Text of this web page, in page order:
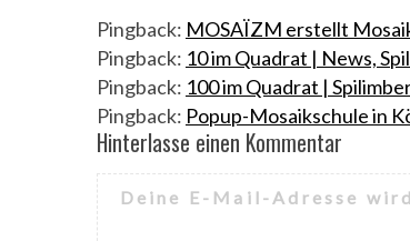
Pingback: MOSAÏZM erstellt
Pingback: 10 im Quadrat | News,
Pingback: 100 im Quadrat |
Pingback: Popup-Mosaikschule in
H
i
n
t
Hinterlasse einen Kommentar
Deine E-Mail-Adresse